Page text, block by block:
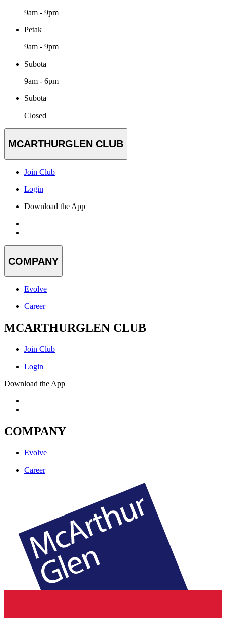
9am - 9pm
Petak
9am - 9pm
Subota
9am - 6pm
Subota
Closed
MCARTHURGLEN CLUB
Join Club
Login
Download the App
COMPANY
Evolve
Career
MCARTHURGLEN CLUB
Join Club
Login
Download the App
COMPANY
Evolve
Career